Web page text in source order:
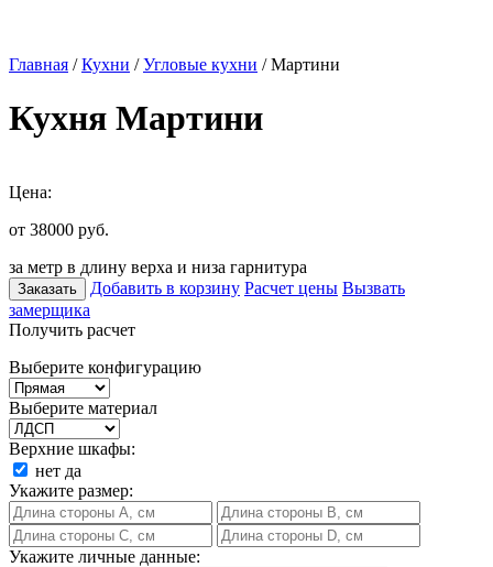
Главная /Кухни /Угловые кухни / Мартини
Кухня Мартини
Цена:
от 38000 руб.
за метр в длину верха и низа гарнитура
Заказать Добавить в корзину Расчет цены Вызвать
замерщика
Получить расчет
Выберите конфигурацию
Выберите материал
Верхние шкафы:
нет да
Укажите размер:
Укажите личные данные: